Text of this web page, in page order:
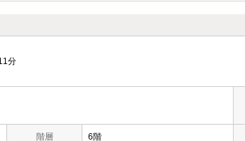
分
階層 6階